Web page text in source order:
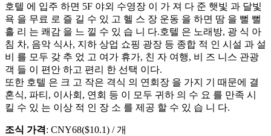
호텔 에 입주 하면 5F 야외 수영장 이 가 져 다 준 햇빛 과 달빛
욕 을 무료 로 즐 길 수 있 고 헬 스 장 운동 을 하면 땀 을 뻘 뻘
흘 리 는 쾌감 을 느 낄 수 있 습 니 다.호텔 은 노래방, 광 식 아
침 차, 음악 식사, 지하 상업 쇼핑 광장 등 종합 적 인 시설 과 설
비 를 모두 갖 추 었 고 여가 휴가, 친 자 여행, 비 즈 니스 관광
객 들 이 편안 하고 편리 한 선택 이다.
또한 호텔 은 크 고 작은 격식 의 연회장 을 가지 기 때문에 결
혼식, 파티, 이사회, 연회 등 이 모두 귀하 의 수 요 를 만족 시
킬 수 있 는 이상 적 인 장 소 를 제공 할 수 있 습 니 다.
조식 가격: CNY68($10.1) / 개